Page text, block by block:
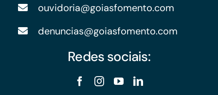
ouvidoria@goiasfomento.com
denuncias@goiasfomento.com
Redes sociais: